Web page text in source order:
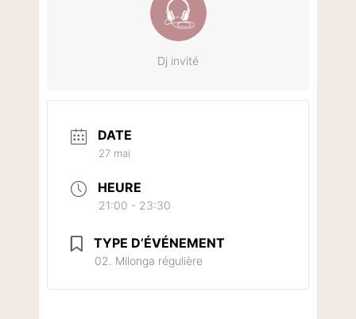
Dj invité
DATE
27 mai
HEURE
21:00 - 23:30
TYPE D’ÉVÉNEMENT
02. Milonga régulière